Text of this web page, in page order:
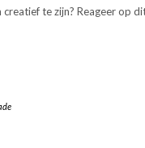
te zijn? Reageer op